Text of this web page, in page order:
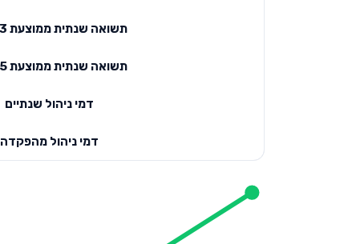
תשואה שנתית ממוצעת 3 שנים
תשואה שנתית ממוצעת 5 שנים
דמי ניהול שנתיים
דמי ניהול מהפקדה